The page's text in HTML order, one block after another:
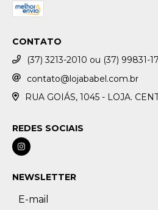
CONTATO
(37) 3213-2010 ou (37) 99831-
contato@lojababel.com.br
RUA GOIÁS, 1045 - LOJA.
REDES SOCIAIS
NEWSLETTER